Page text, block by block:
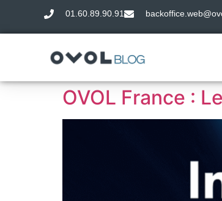
01.60.89.90.91
OVOL France :